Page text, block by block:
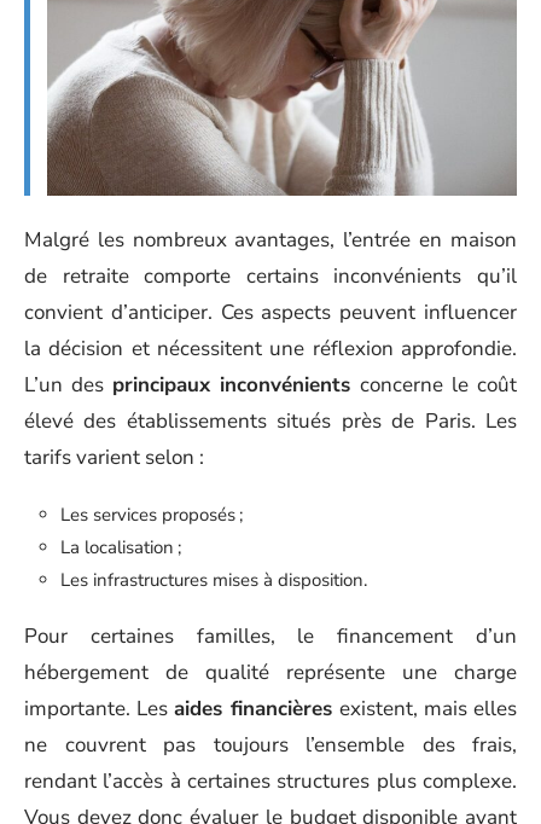
Malgré les nombreux avantages, l’entrée en maison
de retraite comporte certains inconvénients qu’il
convient d’anticiper. Ces aspects peuvent influencer
la décision et nécessitent une réflexion approfondie.
L’un des principaux inconvénients concerne le coût
élevé des établissements situés près de Paris. Les
tarifs varient selon :
Les services proposés ;
La localisation ;
Les infrastructures mises à disposition.
Pour certaines familles, le financement d’un
hébergement de qualité représente une charge
importante. Lesaides financières existent, mais elles
ne couvrent pas toujours l’ensemble des frais,
rendant l’accès à certaines structures plus complexe.
Vous devez donc évaluer le budget disponible avant